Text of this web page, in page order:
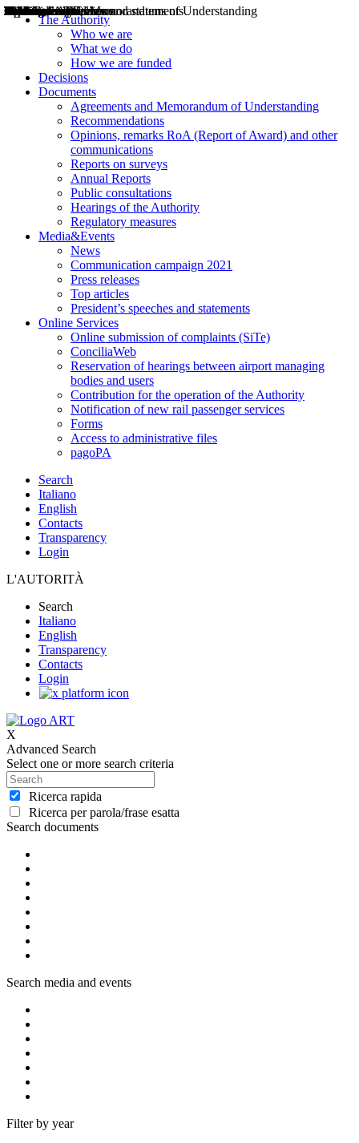
The Authority
Who we are
What we do
How we are funded
Decisions
Documents
Agreements and Memorandum of Understanding
Recommendations
Opinions, remarks RoA (Report of Award) and other
communications
Reports on surveys
Annual Reports
Public consultations
Hearings of the Authority
Regulatory measures
Media&Events
News
Communication campaign 2021
Press releases
Top articles
President’s speeches and statements
Online Services
Online submission of complaints (SiTe)
ConciliaWeb
Reservation of hearings between airport managing
bodies and users
Contribution for the operation of the Authority
Notification of new rail passenger services
Forms
Access to administrative files
pagoPA
Search
Italiano
English
Contacts
Transparency
Login
L'AUTORITÀ
Search
Italiano
English
Transparency
Contacts
Login
X
Advanced Search
Select one or more search criteria
Ricerca rapida
Ricerca per parola/frase esatta
Search documents
Decisions
Opinions
Public consultations
Hearings
Recommendations
Agreements and Memorandums of Understanding
Relazioni annuali
Misure di regolazione
Search media and events
News
Press Releases
Bollettini ART
Convegni ART
President’s interviews
Top articles
President’s speeches and statements
Filter by year
2004
2005
2010
2013
2014
2015
2016
2017
2018
2019
202
2020
2021
2022
2023
2024
2025
2026
Aereo
Marittimo
Terrestre